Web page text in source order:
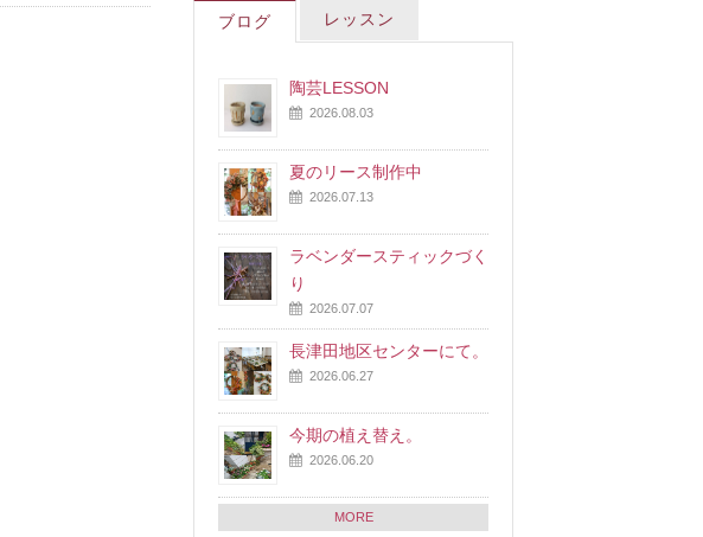
ブログ レッスン
陶芸LESSON
2026.08.03
夏のリース制作中
2026.07.13
ラベンダースティックづく
り
2026.07.07
長津田地区センターにて。
2026.06.27
今期の植え替え。
2026.06.20
MORE